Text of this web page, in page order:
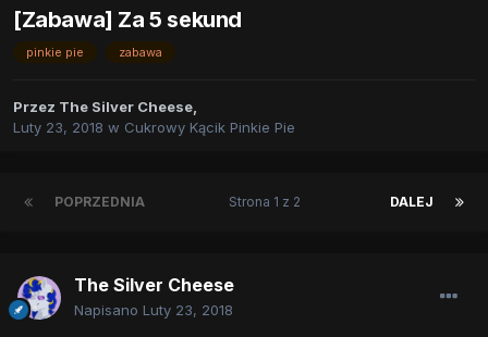
[Zabawa] Za 5 sekund
pinkie pie zabawa
Przez The Silver Cheese,
Luty 23, 2018 w Cukrowy Kącik Pinkie Pie
POPRZEDNIA DALEJ
Strona 1 z 2
The Silver Cheese
Napisano Luty 23, 2018